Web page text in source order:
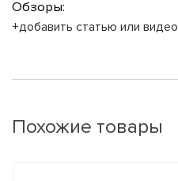
Обзоры:
+добавить статью или видео
Похожие товары